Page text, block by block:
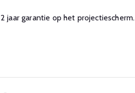
2 jaar garantie op het projectiescherm.